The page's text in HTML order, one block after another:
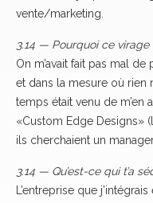
vente/marketing.
3.14 — Pourquoi ce virage
On m’avait fait pas mal de
et dans la mesure où rien
temps était venu de m’en
«Custom Edge Designs»
ils cherchaient un
3.14 — Qu’est-ce qui t’a
L’entreprise que